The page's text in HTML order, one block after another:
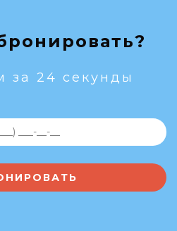
за 24 секунды